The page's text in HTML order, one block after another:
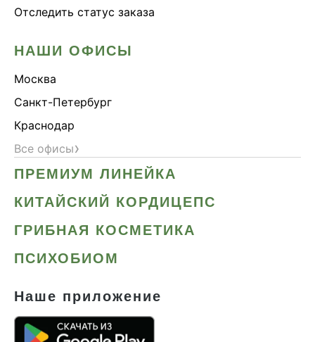
Отследить статус заказа
НАШИ ОФИСЫ
Москва
Санкт-Петербург
Краснодар
Все офисы›
ПРЕМИУМ ЛИНЕЙКА
КИТАЙСКИЙ КОРДИЦЕПС
ГРИБНАЯ КОСМЕТИКА
ПСИХОБИОМ
Наше приложение